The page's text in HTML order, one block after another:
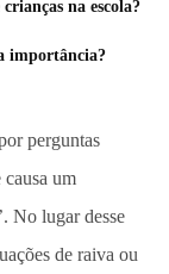
na escola?
importância?
perguntas
um
No lugar desse
de raiva ou